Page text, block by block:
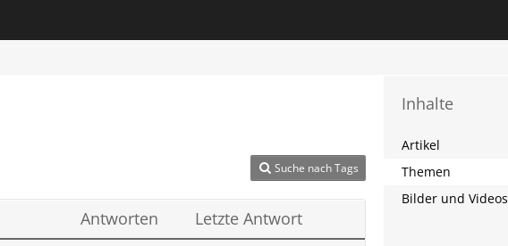
Suche nach Tags
Antworten
Letzte Antwort
Inhalte
Artikel
Themen
Bilder und Videos